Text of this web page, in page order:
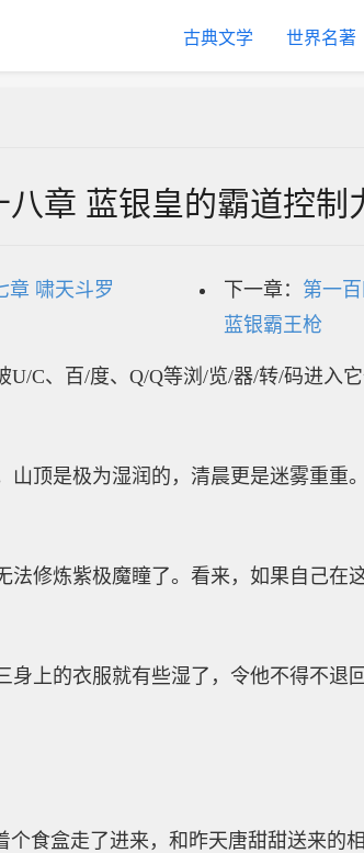
古典文学 世界名著
章 蓝银皇的霸道控制
章 啸天斗罗 下一章： 第一
蓝银霸王枪
U/C、百/度、Q/Q等浏/览/器/转/码进入
山顶是极为湿润的，清晨更是迷雾重重
法修炼紫极魔瞳了。看来，如果自己在
身上的衣服就有些湿了，令他不得不退
个食盒走了进来，和昨天唐甜甜送来的